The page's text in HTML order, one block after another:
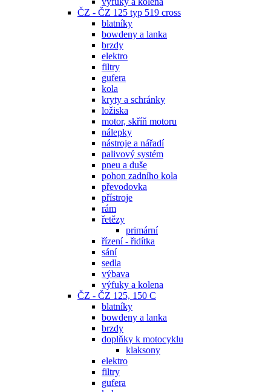
ČZ - ČZ 125 typ 519 cross
blatníky
bowdeny a lanka
brzdy
elektro
filtry
gufera
kola
kryty a schránky
ložiska
motor, skříň motoru
nálepky
nástroje a nářadí
palivový systém
pneu a duše
pohon zadního kola
převodovka
přístroje
rám
řetězy
primární
řízení - řidítka
sání
sedla
výbava
výfuky a kolena
ČZ - ČZ 125, 150 C
blatníky
bowdeny a lanka
brzdy
doplňky k motocyklu
klaksony
elektro
filtry
gufera